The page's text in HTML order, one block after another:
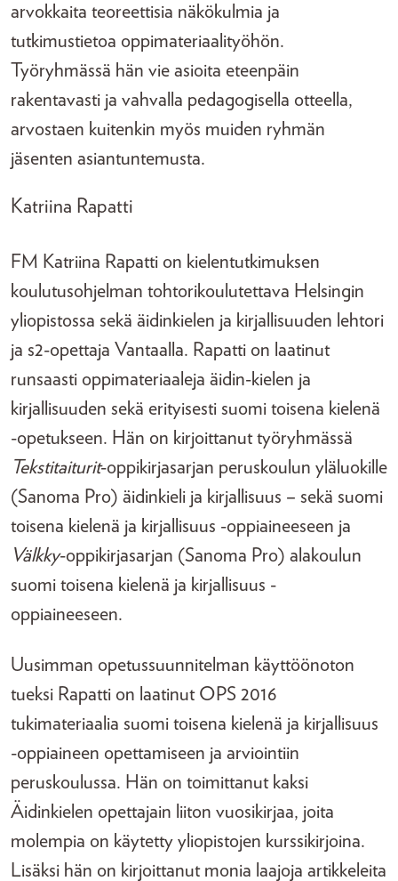
arvokkaita teoreettisia näkökulmia ja
tutkimustietoa oppimateriaalityöhön.
Työryhmässä hän vie asioita eteenpäin
rakentavasti ja vahvalla pedagogisella otteella,
arvostaen kuitenkin myös muiden ryhmän
jäsenten asiantuntemusta.
Katriina Rapatti
FM Katriina Rapatti on kielentutkimuksen
koulutusohjelman tohtorikoulutettava Helsingin
yliopistossa sekä äidinkielen ja kirjallisuuden lehtori
ja s2-opettaja Vantaalla. Rapatti on laatinut
runsaasti oppimateriaaleja äidin-kielen ja
kirjallisuuden sekä erityisesti suomi toisena kielenä
-opetukseen. Hän on kirjoittanut työryhmässä
Tekstitaiturit-oppikirjasarjan peruskoulun yläluokille
(Sanoma Pro) äidinkieli ja kirjallisuus – sekä suomi
toisena kielenä ja kirjallisuus -oppiaineeseen ja
Välkky-oppikirjasarjan (Sanoma Pro) alakoulun
suomi toisena kielenä ja kirjallisuus -
oppiaineeseen.
Uusimman opetussuunnitelman käyttöönoton
tueksi Rapatti on laatinut OPS 2016
tukimateriaalia suomi toisena kielenä ja kirjallisuus
-oppiaineen opettamiseen ja arviointiin
peruskoulussa. Hän on toimittanut kaksi
Äidinkielen opettajain liiton vuosikirjaa, joita
molempia on käytetty yliopistojen kurssikirjoina.
Lisäksi hän on kirjoittanut monia laajoja artikkeleita